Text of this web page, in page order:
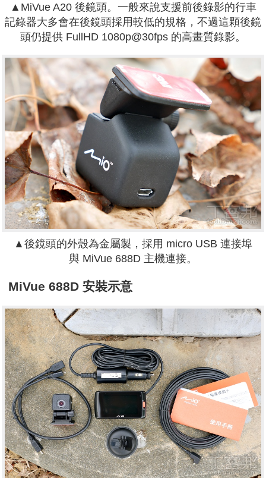
▲MiVue A20 後鏡頭。一般來說支援前後錄影的行車
記錄器大多會在後鏡頭採用較低的規格，不過這顆後鏡
頭仍提供 FullHD 1080p@30fps 的高畫質錄影。
▲後鏡頭的外殼為金屬製，採用 micro USB 連接埠
與 MiVue 688D 主機連接。
MiVue 688D 安裝示意